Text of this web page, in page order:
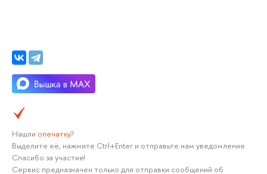
Нашли опечатку?
ыделите её, нажмите Ctrl+Enter и отправьте нам уведомление.
Спасибо за участие!
Сервис предназначен только для отправки сообщений о